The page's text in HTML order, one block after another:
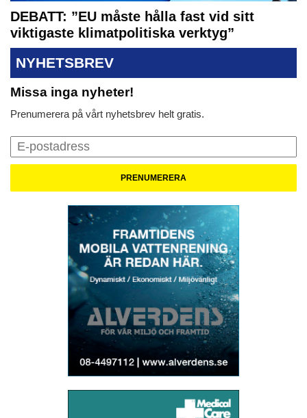
DEBATT: ”EU måste hålla fast vid sitt
viktigaste klimatpolitiska verktyg”
NYHETSBREV
Missa inga nyheter!
Prenumerera på vårt nyhetsbrev helt gratis.